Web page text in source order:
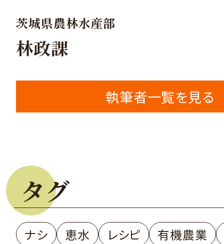
茨城県農林水産部
林政課
執筆者一覧を見る
タグ
ナシ 恵水 レシピ
有機農業